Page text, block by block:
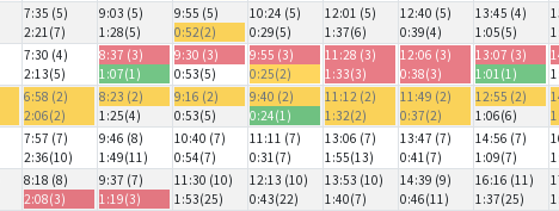
7:35 (5)
2:21(7)
9:03 (5)
1:28(5)
9:55 (5)
0:52(2)
10:24 (5)
0:29(5)
12:01 (5)
1:37(6)
12:40 (5)
0:39(4)
13:45 (4)
1:05(5)
7:30 (4)
2:13(5)
8:37 (3)
1:07(1)
9:30 (3)
0:53(5)
9:55 (3)
0:25(2)
11:28 (3)
1:33(3)
12:06 (3)
0:38(3)
13:07 (3)
1:01(1)
6:58 (2)
2:06(2)
8:23 (2)
1:25(4)
9:16 (2)
0:53(5)
9:40 (2)
0:24(1)
11:12 (2)
1:32(2)
11:49 (2)
0:37(2)
12:55 (2)
1:06(6)
7:57 (7)
2:36(10)
9:46 (8)
1:49(11)
10:40 (7)
0:54(7)
11:11 (7)
0:31(7)
13:06 (7)
1:55(13)
13:47 (7)
0:41(7)
14:56 (7)
1:09(7)
8:18 (8)
2:08(3)
9:37 (7)
1:19(3)
11:30 (10)
1:53(25)
12:13 (10)
0:43(22)
13:53 (10)
1:40(7)
14:39 (9)
0:46(11)
16:16 (11)
1:37(25)